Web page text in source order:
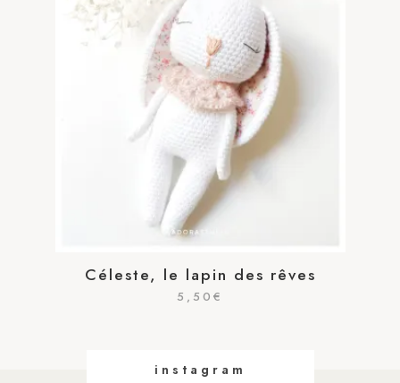
Céleste, le lapin des rêves
5,50 €
instagram